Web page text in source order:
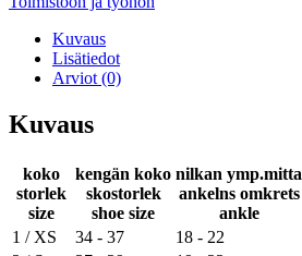
up
määrä
Kuvaus
Lisätiedot
Arviot (0)
Kuvaus
koko
storlek
size
kengän koko
skostorlek
shoe size
nilkan ymp.mitta
ankelns omkrets
ankle
1 / XS
34 - 37 18 - 22